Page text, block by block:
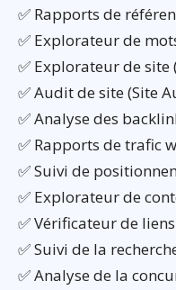
✅ Rapports de
✅ Explorateur de
✅ Explorateur de site
✅ Audit de site (Site
✅ Analyse des
✅ Rapports de trafic
✅ Suivi de
✅ Explorateur de
✅ Vérificateur de
✅ Suivi de la
✅ Analyse de la